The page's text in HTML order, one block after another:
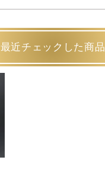
最近チェックした商品